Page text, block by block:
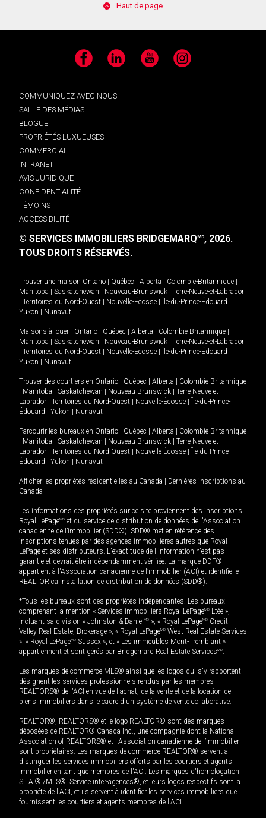
Haut de page
Facebook LinkedIn YouTube Instagram
COMMUNIQUEZ AVEC NOUS
SALLE DES MÉDIAS
BLOGUE
PROPRIÉTÉS LUXUEUSES
COMMERCIAL
INTRANET
AVIS JURIDIQUE
CONFIDENTIALITÉ
TÉMOINS
ACCESSIBILITÉ
© SERVICES IMMOBILIERS BRIDGEMARQMD, 2026.
TOUS DROITS RÉSERVÉS.
Trouver une maison Ontario Québec Alberta Colombie-Britannique
Manitoba
Saskatchewan Nouveau-Brunswick
Terre-Neuve-et-Labrador
Territoires du Nord-Ouest Nouvelle-Écosse Île-du-Prince-Édouard
Yukon
Nunavut.
Maisons à louer - Ontario Québec Alberta Colombie-Britannique
Manitoba
Saskatchewan Nouveau-Brunswick
Terre-Neuve-et-Labrador
Territoires du Nord-Ouest Nouvelle-Écosse Île-du-Prince-Édouard
Yukon
Nunavut.
Trouver des courtiers en Ontario Québec Alberta
Colombie-Britannique
Manitoba Saskatchewan Nouveau-Brunswick
Terre-Neuve-et-
Labrador
Territoires du Nord-Ouest Nouvelle-Écosse
Île-du-Prince-
Édouard
Yukon Nunavut
Parcourir les bureaux en Ontario Québec Alberta
Colombie-Britannique
Manitoba Saskatchewan Nouveau-Brunswick
Terre-Neuve-et-
Labrador
Territoires du Nord-Ouest Nouvelle-Écosse
Île-du-Prince-
Édouard
Yukon Nunavut
Afficher les propriétés résidentielles au Canada
Dernières inscriptions au
Canada
Les informations des propriétés sur ce site proviennent des inscriptions
Royal LePageMD et du service de distribution de données de l'Association
canadienne de l’immobilier (SDD®). SDD® met en référence des
inscriptions tenues par des agences immobilières autres que Royal
LePage et ses distributeurs. L'exactitude de l'information n'est pas
garantie et devrait être indépendamment vérifiée. La marque DDF®
appartient à l'Association canadienne de l’immobilier (ACI) et identifie le
REALTOR.ca Installation de distribution de données (SDD®).
*Tous les bureaux sont des propriétés indépendantes. Les bureaux
comprenant la mention « Services immobiliers Royal LePageMD Ltée »,
incluant sa division « Johnston & Daniel MD », « Royal LePageMD Credit
Valley Real Estate, Brokerage », « Royal LePageMD West Real Estate Services
», « Royal LePageMD Sussex », et « Les immeubles Mont-Tremblant »
appartiennent et sont gérés par Bridgemarq Real Estate ServicesMD.
Les marques de commerce MLS® ainsi que les logos qui s'y rapportent
désignent les services professionnels rendus par les membres
REALTORS® de l'ACI en vue de l'achat, de la vente et de la location de
biens immobiliers dans le cadre d'un système de vente collaborative.
REALTOR®, REALTORS® et le logo REALTOR® sont des marques
déposées de REALTOR® Canada Inc., une compagnie dont la National
Association of REALTORS® et l'Association canadienne de l’immobilier
sont propriétaires. Les marques de commerce REALTOR® servent à
distinguer les services immobiliers offerts par les courtiers et agents
immobilier en tant que membres de l'ACI. Les marques d'homologation
S.I.A.® /MLS®, Service inter-agences®, et leurs logos respectifs sont la
propriété de l'ACI, et ils servent à identifier les services immobiliers que
fournissent les courtiers et agents membres de l'ACI.